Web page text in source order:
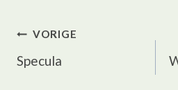
Bericht
navigatie
VORIGE
Specula